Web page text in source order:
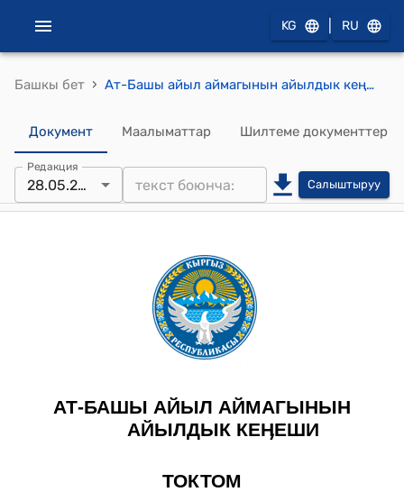
KG RU
Башкы бет › Ат-Башы айыл аймагынын айылдык кеңешинин 2026-жылдын 28-майындагы № 15 "2026-жылдын 6 айлык бюджетинин аткарылышынын жыйынтыгы менен бюджеттик каражаттарды кайра бөлүштүрүү жана пайдалануу багытын өзгөртүү жөнүндө" Токтому
Документ Маалыматтар Шилтеме документтер
Редакция
28.05.2026 Салыштыруу